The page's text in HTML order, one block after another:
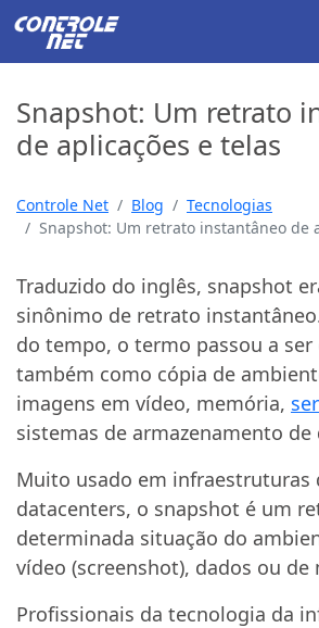
Snapshot: Um retrato
de aplicações e telas
Controle Net Blog
Tecnologias
Snapshot: Um retrato instantâneo de
Traduzido do inglês, snapshot
sinônimo de retrato
do tempo, o termo passou a ser
também como cópia de
imagens em vídeo, memória,
sistemas de armazenamento de
Muito usado em infraestruturas
datacenters, o snapshot é um
determinada situação do
vídeo (screenshot), dados ou de
Profissionais da tecnologia da